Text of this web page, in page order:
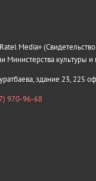
Media»
культуры
здание 23, 225
970-96-68